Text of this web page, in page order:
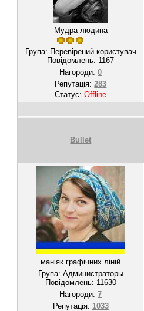
Мудра людина
Група: Перевірений користувач
Повідомлень: 1167
Нагороди:0
Репутація:283
Статус:Offline
Bullet
маніяк графічних ліній
Група: Администраторы
Повідомлень: 11630
Нагороди:7
Репутація: 1033